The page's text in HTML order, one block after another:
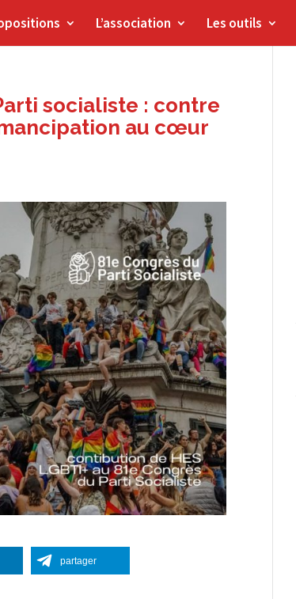
L’association Les outils
socialiste : contre
au cœur
partager